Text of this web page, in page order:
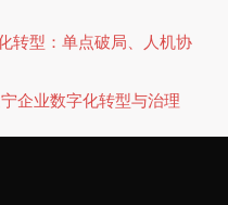
转型：单点破局、人机协
企业数字化转型与治理